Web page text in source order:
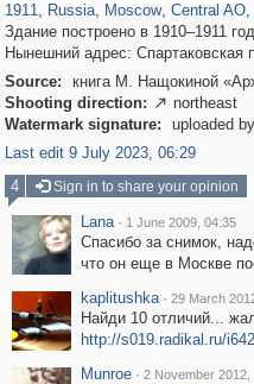
1911, Russia, Moscow, Central AO,
Здание построено в 1910–1911
Нынешний адрес: Спартаковская
Source:
книга М. Нащокиной
Shooting direction:  northeast
Watermark signature:
uploaded
Last edit 9 July 2023, 06:29
4
Sign in to share your opinion
Lana · 1 June 2009, 04:35
Спасибо за снимок,
что он еще в Москве
kaplitushka · 29 March
Найди 10 отличий...
http://s019.radikal.ru/
Munroe · 2 November 2012,